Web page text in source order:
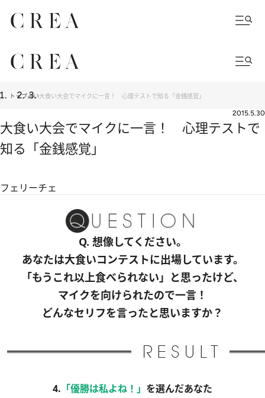
トップ占い大食い大会でマイクに一言！ 心理テストで知る「金銭感覚」
2015.5.30
大食い大会でマイクに一言！ 心理テストで
知る「金銭感覚」
フェリーチェ
Q. 想像してください。
あなたは大食いコンテストに出場しています。
「もうこれ以上食べられない」と思ったけど、
マイクを向けられたので一言！
どんなセリフを言ったと思いますか？
4. 「優勝は私よね！」 を選んだあなた